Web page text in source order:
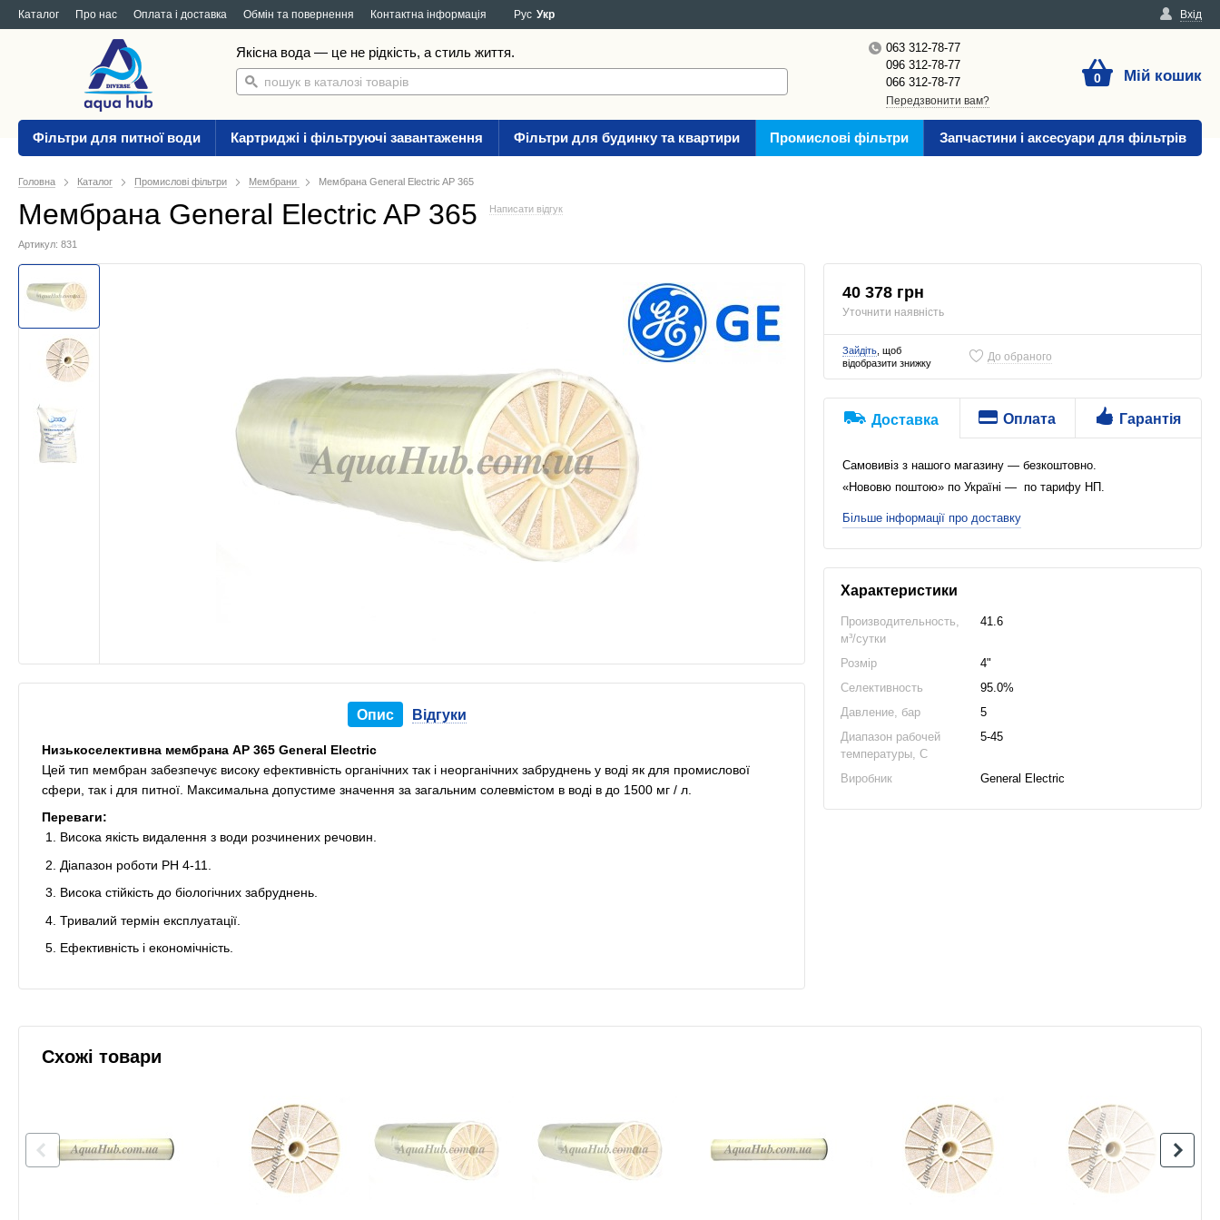
Каталог Про нас Оплата і доставка Обмін та повернення Контактна інформація Вхід
Рус Укр
Якісна вода — це не рідкість, а стиль життя.
063 312-78-77
096 312-78-77
066 312-78-77
Передзвонити вам?
0 Мій кошик
Фільтри для питної води Картриджі і фільтруючі завантаження Фільтри для будинку та квартири Промислові фільтри Запчастини і аксесуари для фільтрів
Головна Каталог Промислові фільтри Мембрани Мембрана General Electric AP 365
Мембрана General Electric AP 365 Написати відгук
Артикул: 831
Опис Відгуки
Низькоселективна мембрана AP 365 General Electric
Цей тип мембран забезпечує високу ефективність органічних так і неорганічних забруднень у воді як для промислової
сфери, так і для питної. Максимальна допустиме значення за загальним солевмістом в воді в до 1500 мг / л.
Переваги:
Висока якість видалення з води розчинених речовин.
Діапазон роботи PH 4-11.
Висока стійкість до біологічних забруднень.
Тривалий термін експлуатації.
Ефективність і економічність.
40 378 грн
Уточнити наявність
Зайдіть, щоб
відобразити знижку
До обраного
Доставка Оплата Гарантія
Самовивіз з нашого магазину — безкоштовно.
«Нововю поштою» по Україні — по тарифу НП.
Більше інформації про доставку
Характеристики
Производительность,
м³/сутки
41.6
Розмір
4"
Селективность
95.0%
Давление, бар
5
Диапазон рабочей
температуры, C
5-45
Виробник General Electric
Схожі товари